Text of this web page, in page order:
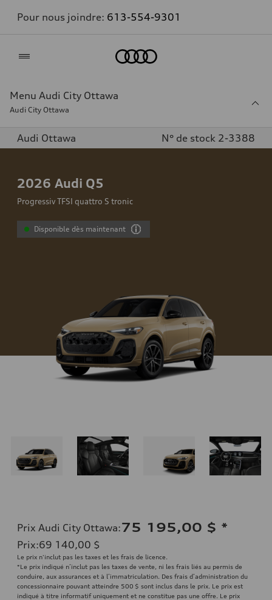
Pour nous joindre: 613-554-9301
Menu Audi City Ottawa
Audi City Ottawa
Audi Ottawa N° de stock 2-3388
2026 Audi Q5
Progressiv TFSI quattro S tronic
Disponible dès maintenant
Prix Audi City Ottawa:75 195,00 $ *
Prix:69 140,00 $
Le prix n'inclut pas les taxes et les frais de licence.
*Le prix indiqué n’inclut pas les taxes de vente, ni les frais liés au permis de
conduire, aux assurances et à l’immatriculation. Des frais d’administration du
concessionnaire pouvant atteindre 500 $ sont inclus dans le prix. Le prix est
indiqué à titre informatif uniquement et ne constitue pas une offre. Le prix